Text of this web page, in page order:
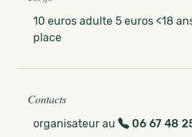
10 euros adulte 5 euros <18
place
Contacts
organisateur au
06 67 48